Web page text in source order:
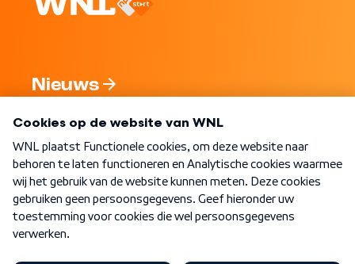
Nieuws
Nieuwsbrief
Word Lid